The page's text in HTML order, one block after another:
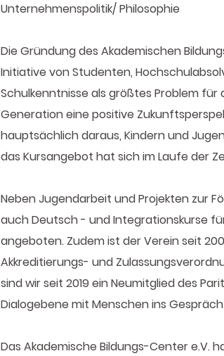
Unternehmenspolitik/ Philosophie
Die Gründung des Akademischen
Initiative von Studenten,
Schulkenntnisse als größtes Problem
Generation eine positive
hauptsächlich daraus, Kindern und
das Kursangebot hat sich im Laufe der
Neben Jugendarbeit und Projekten zur
auch Deutsch - und Integrationskurse
angeboten. Zudem ist der Verein seit
Akkreditierungs- und
sind wir seit 2019 ein Neumitglied des
Dialogebene mit Menschen ins
Das Akademische Bildungs-Center e.V.